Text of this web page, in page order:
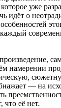
уже
идёт о
каждый
намерении
— на
что её нет.